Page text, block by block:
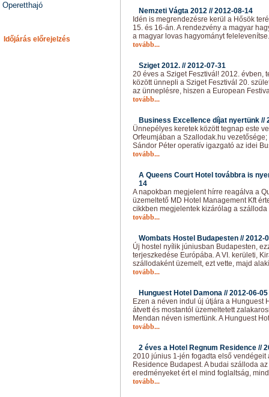
Operetthajó
Időjárás előrejelzés
Nemzeti Vágta 2012 //2012-08-14
Idén is megrendezésre kerül a Hősök
15. és 16-án. A rendezvény a magyar
a magyar lovas hagyományt
tovább...
Sziget 2012. //2012-07-31
20 éves a Sziget Fesztivál! 2012. évben,
között ünnepli a Sziget Fesztivál 20.
az ünneplésre, hiszen a European
tovább...
Business Excellence díjat nyertünk //
Ünnepélyes keretek között tegnap este
Orfeumjában a Szallodak.hu
Sándor Péter operatív igazgató az idei
tovább...
A Queens Court Hotel továbbra is
14
A napokban megjelent hírre reagálva a
üzemeltető MD Hotel Management Kft
cikkben megjelentek kizárólag a
tovább...
Wombats Hostel Budapesten //2012-
Új hostel nyílik júniusban Budapesten,
terjeszkedése Európába. A VI. kerületi,
szállodaként üzemelt, ezt vette, majd
tovább...
Hunguest Hotel Damona //2012-06-05
Ezen a néven indul új útjára a Hunguest
átvett és mostantól üzemeltetett
Mendan néven ismertünk. A Hunguest
tovább...
2 éves a Hotel Regnum Residence //
2010 június 1-jén fogadta első
Residence Budapest. A budai szálloda
eredményeket ért el mind foglaltság,
tovább...